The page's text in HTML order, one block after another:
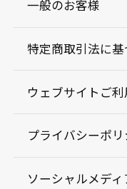
一般のお客様
特定商取引法に
ウェブサイトご
プライバシーポリ
ソーシャルメデ